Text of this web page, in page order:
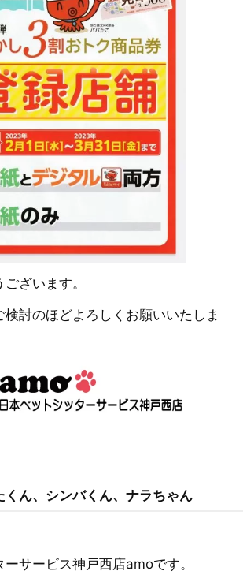
ざいます。
討のほどよろしくお願いいたしま
くん、シンバくん、ナラちゃん
ーサービス神戸西店amoです。